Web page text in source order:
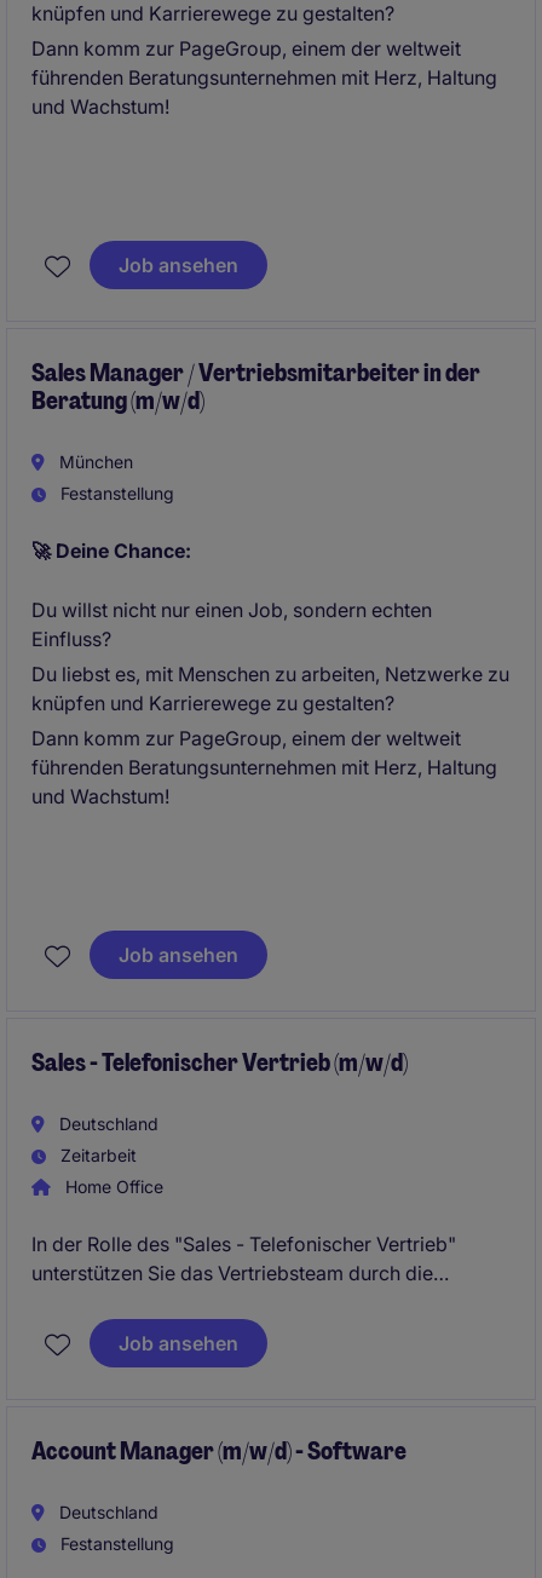
knüpfen und Karrierewege zu gestalten?
Dann komm zur PageGroup, einem der weltweit
führenden Beratungsunternehmen mit Herz, Haltung
und Wachstum!
Job ansehen
Sales Manager / Vertriebsmitarbeiter in der
Beratung (m/w/d)
München
Festanstellung
🚀 Deine Chance:
Du willst nicht nur einen Job, sondern echten
Einfluss?
Du liebst es, mit Menschen zu arbeiten, Netzwerke zu
knüpfen und Karrierewege zu gestalten?
Dann komm zur PageGroup, einem der weltweit
führenden Beratungsunternehmen mit Herz, Haltung
und Wachstum!
Job ansehen
Sales - Telefonischer Vertrieb (m/w/d)
Deutschland
Zeitarbeit
Home Office
In der Rolle des "Sales - Telefonischer Vertrieb"
unterstützen Sie das Vertriebsteam durch die
tragen aktiv zur Umsatzsteigerung bei. Ihre Aufgabe
umfasst die Pflege von Kundenbeziehungen und die
Job ansehen
Account Manager (m/w/d) - Software
Deutschland
Festanstellung